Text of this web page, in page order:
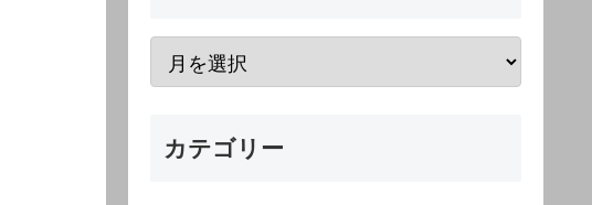
カテゴリー